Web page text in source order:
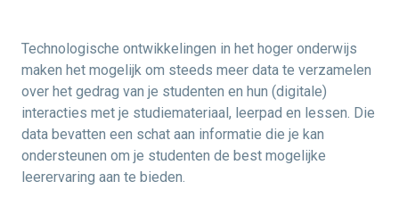
Technologische ontwikkelingen in het hoger onderwijs
maken het mogelijk om steeds meer data te verzamelen
over het gedrag van je studenten en hun (digitale)
interacties met je studiemateriaal, leerpad en lessen. Die
data bevatten een schat aan informatie die je kan
ondersteunen om je studenten de best mogelijke
leerervaring aan te bieden.